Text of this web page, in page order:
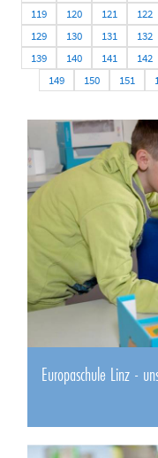
119
120 121 122
129
130 131 132
139
140 141 142
149
150 151
Europaschule Linz -